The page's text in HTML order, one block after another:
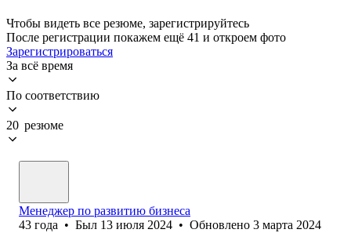
Чтобы видеть все резюме, зарегистрируйтесь
После регистрации покажем ещё 41 и откроем фото
Зарегистрироваться
За всё время
По соответствию
20 резюме
Менеджер по развитию бизнеса
43 года • Был 13 июля 2024 • Обновлено 3 марта 2024